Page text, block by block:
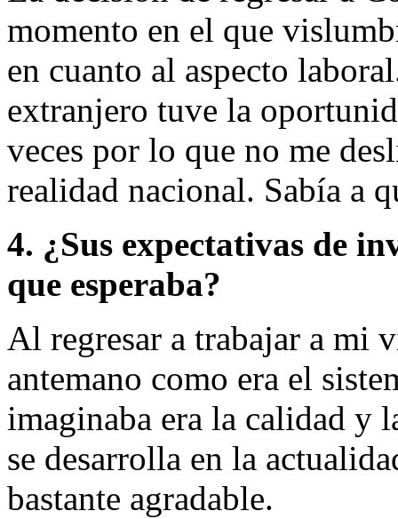
momento en el que
en cuanto al aspecto
extranjero tuve la
veces por lo que no me
realidad nacional. Sabía a
4. ¿Sus expectativas de
que esperaba?
Al regresar a trabajar a mi
antemano como era el
imaginaba era la calidad y
se desarrolla en la
bastante agradable.